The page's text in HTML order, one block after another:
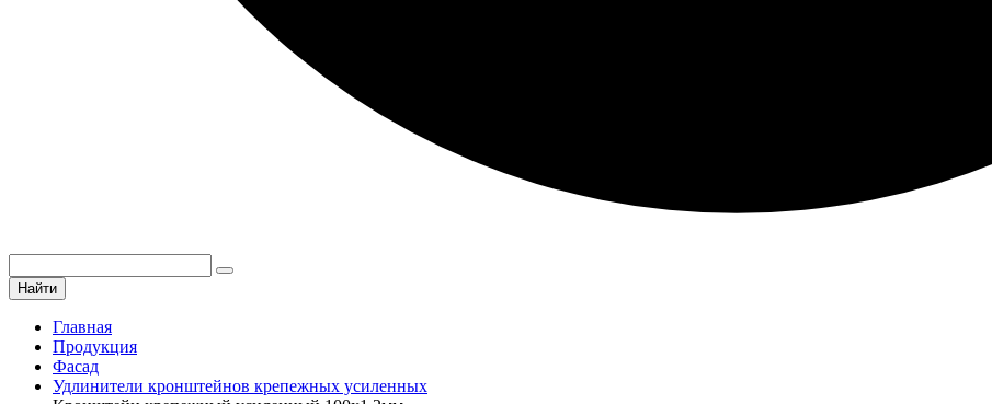
Найти
Главная
Продукция
Фасад
Удлинители кронштейнов крепежных усиленных